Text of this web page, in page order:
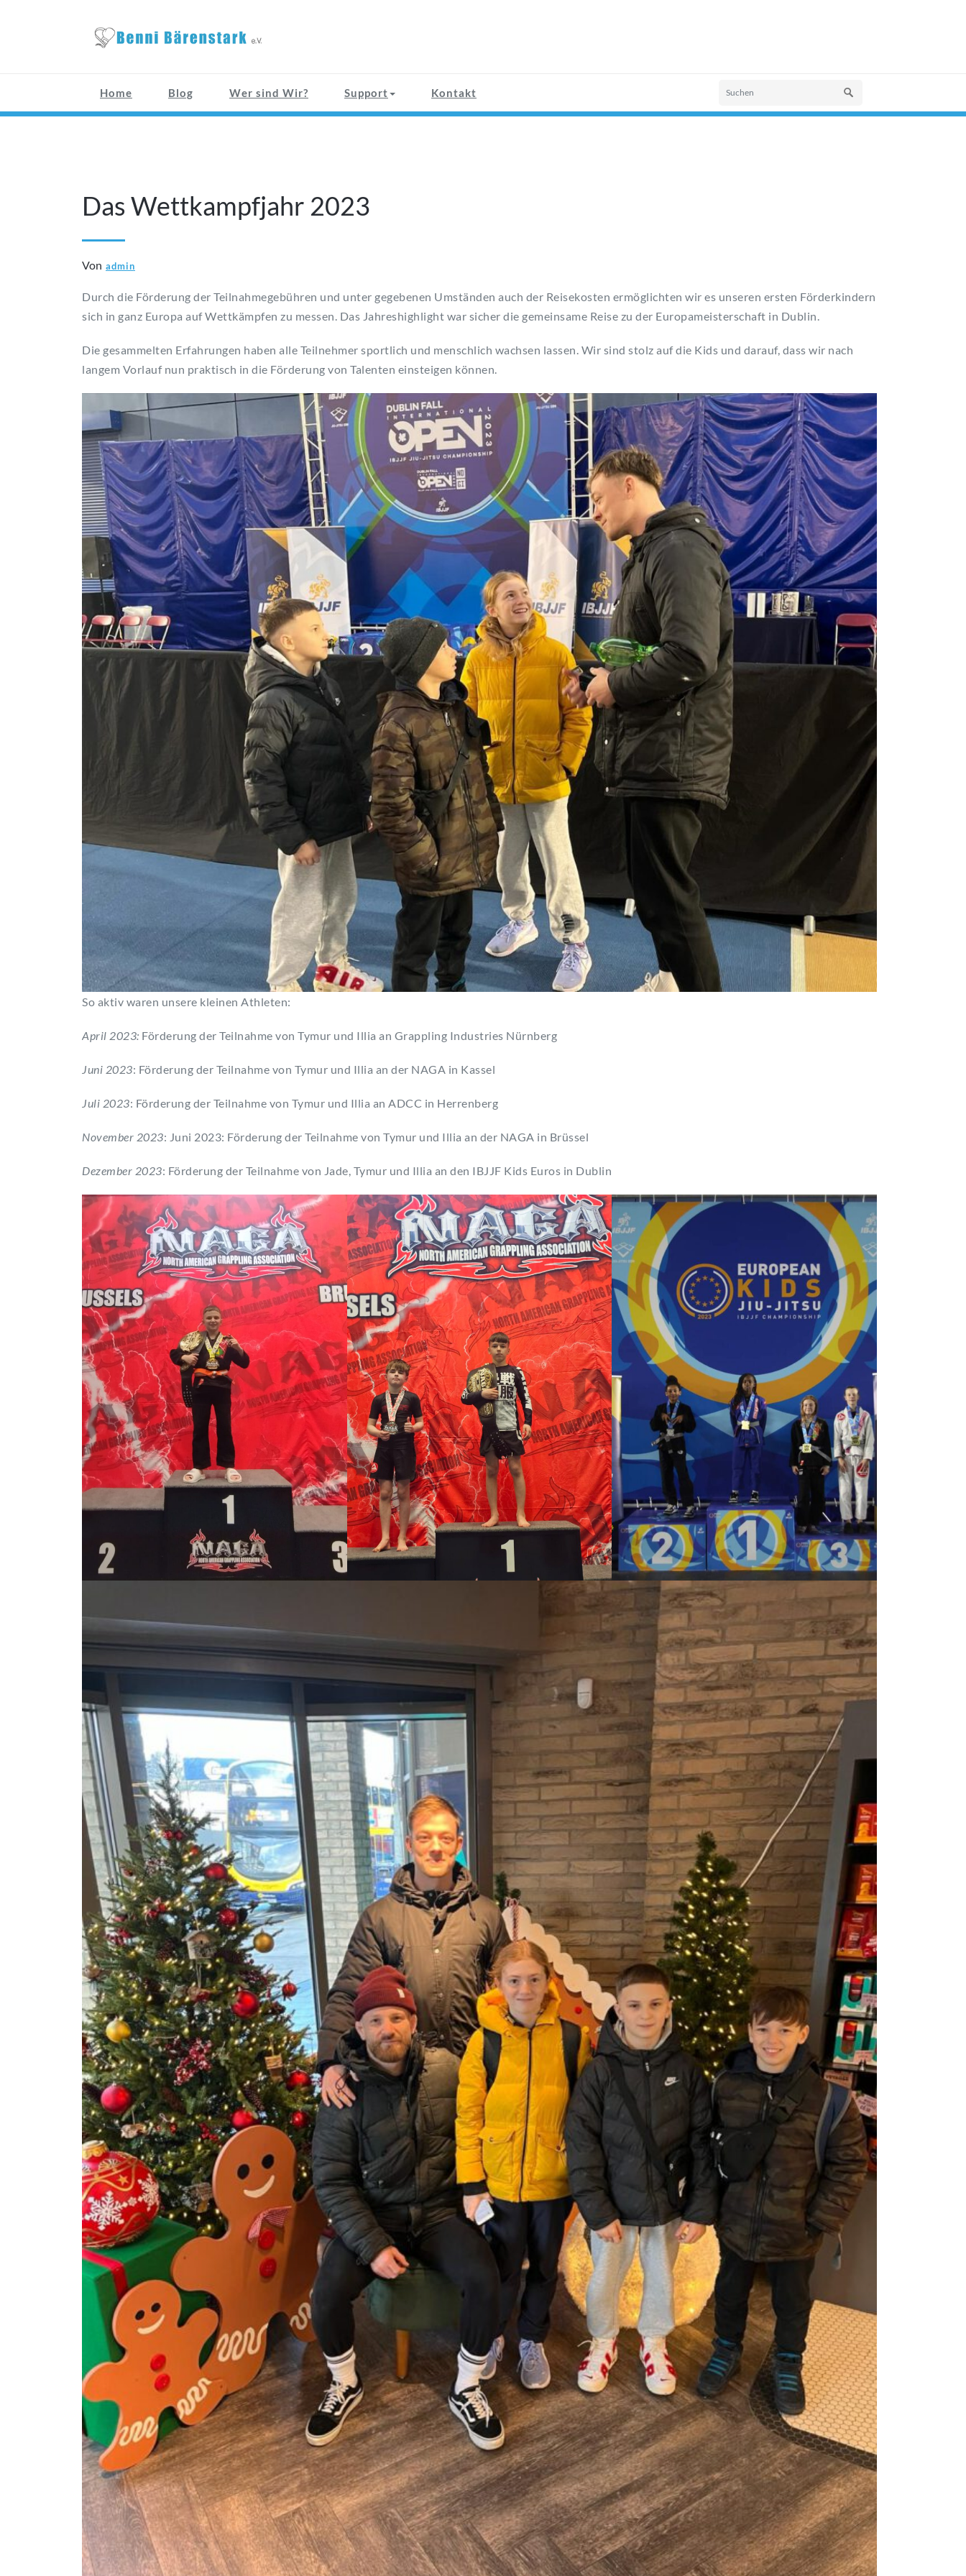
Home Blog Wer sind Wir? Support Kontakt
Das Wettkampfjahr 2023
Von admin
Durch die Förderung der Teilnahmegebühren und unter gegebenen Umständen auch der Reisekosten ermöglichten wir es unseren ersten Förderkindern
sich in ganz Europa auf Wettkämpfen zu messen. Das Jahreshighlight war sicher die gemeinsame Reise zu der Europameisterschaft in Dublin.
Die gesammelten Erfahrungen haben alle Teilnehmer sportlich und menschlich wachsen lassen. Wir sind stolz auf die Kids und darauf, dass wir nach
langem Vorlauf nun praktisch in die Förderung von Talenten einsteigen können.
So aktiv waren unsere kleinen Athleten:
April 2023: Förderung der Teilnahme von Tymur und Illia an Grappling Industries Nürnberg
Juni 2023: Förderung der Teilnahme von Tymur und Illia an der NAGA in Kassel
Juli 2023: Förderung der Teilnahme von Tymur und Illia an ADCC in Herrenberg
November 2023: Juni 2023: Förderung der Teilnahme von Tymur und Illia an der NAGA in Brüssel
Dezember 2023: Förderung der Teilnahme von Jade, Tymur und Illia an den IBJJF Kids Euros in Dublin